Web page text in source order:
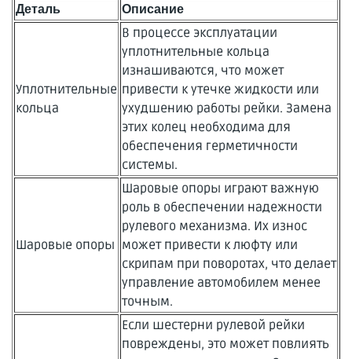
Деталь Описание
Уплотнительные
кольца
В процессе эксплуатации
уплотнительные кольца
изнашиваются, что может
привести к утечке жидкости или
ухудшению работы рейки. Замена
этих колец необходима для
обеспечения герметичности
системы.
Шаровые опоры
Шаровые опоры играют важную
роль в обеспечении надежности
рулевого механизма. Их износ
может привести к люфту или
скрипам при поворотах, что делает
управление автомобилем менее
точным.
Если шестерни рулевой рейки
повреждены, это может повлиять